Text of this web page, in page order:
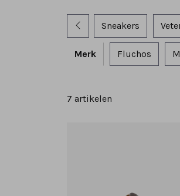
Sneakers
Merk Fluchos
7 artikelen